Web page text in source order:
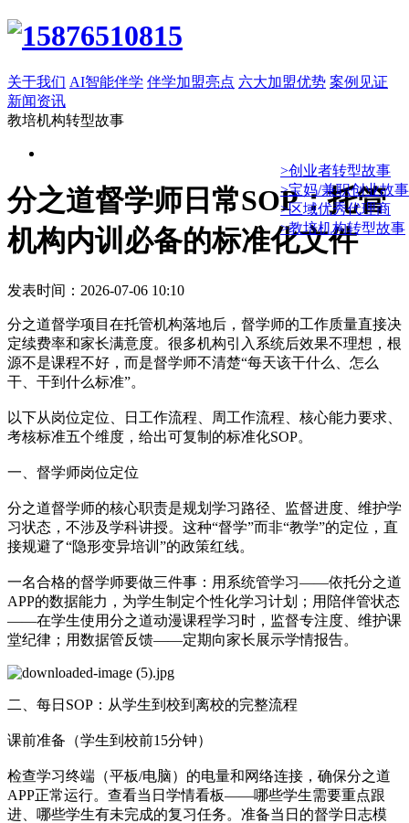
关于我们 AI智能伴学 伴学加盟亮点 六大加盟优势 案例见证
新闻资讯
教培机构转型故事
>创业者转型故事
>宝妈/兼职创业故事
>区域优秀代理商
>教培机构转型故事
分之道督学师日常SOP：托管
机构内训必备的标准化文件
发表时间：2026-07-06 10:10
分之道督学项目在托管机构落地后，督学师的工作质量直接决
定续费率和家长满意度。很多机构引入系统后效果不理想，根
源不是课程不好，而是督学师不清楚“每天该干什么、怎么
干、干到什么标准”。
以下从岗位定位、日工作流程、周工作流程、核心能力要求、
考核标准五个维度，给出可复制的标准化SOP。
一、督学师岗位定位
分之道督学师的核心职责是规划学习路径、监督进度、维护学
习状态，不涉及学科讲授。这种“督学”而非“教学”的定位，直
接规避了“隐形变异培训”的政策红线。
一名合格的督学师要做三件事：用系统管学习——依托分之道
APP的数据能力，为学生制定个性化学习计划；用陪伴管状态
——在学生使用分之道动漫课程学习时，监督专注度、维护课
堂纪律；用数据管反馈——定期向家长展示学情报告。
二、每日SOP：从学生到校到离校的完整流程
课前准备（学生到校前15分钟）
检查学习终端（平板/电脑）的电量和网络连接，确保分之道
APP正常运行。查看当日学情看板——哪些学生需要重点跟
进、哪些学生有未完成的复习任务。准备当日的督学日志模